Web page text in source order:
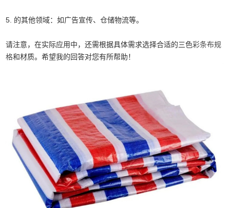
5. 的其他领域：如广告宣传、仓储物流等。
请注意，在实际应用中，还需根据具体需求选择合适的三色彩条布规
格和材质。希望我的回答对您有所帮助！